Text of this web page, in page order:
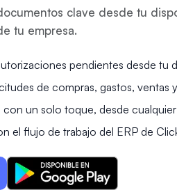
clave desde tu
tu empresa.
pendientes desde tu
de compras, gastos, ventas
un solo toque, desde cualquier
el flujo de trabajo del ERP de